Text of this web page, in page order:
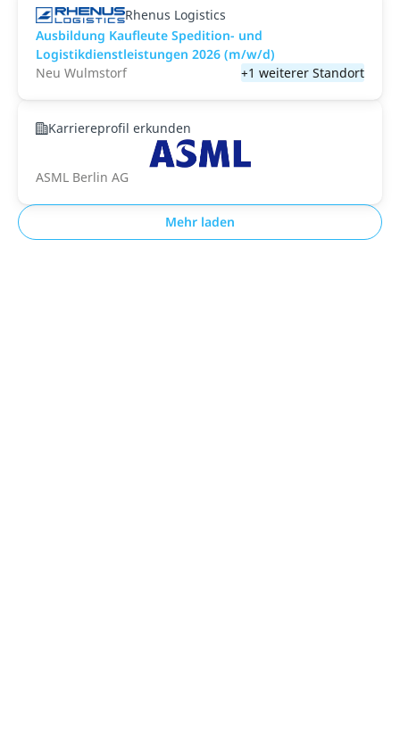
Rhenus Logistics
Ausbildung Kaufleute Spedition- und
Logistikdienstleistungen 2026 (m/w/d)
Neu Wulmstorf
+1 weiterer Standort
Karriereprofil erkunden
ASML Berlin AG
Mehr laden